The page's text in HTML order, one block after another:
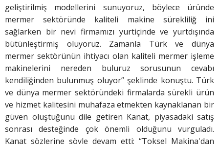
geliştirilmiş modellerini sunuyoruz, böylece üründe
mermer sektöründe kaliteli makine sürekliliğ ini
sağlarken bir nevi firmamızı yurtiçinde ve yurtdışında
bütünleştirmiş oluyoruz. Zamanla Türk ve dünya
mermer sektörünün ihtiyacı olan kaliteli mermer işleme
makinelerini nereden buluruz sorusunun cevabı
kendiliğinden bulunmuş oluyor” şeklinde konuştu. Türk
ve dünya mermer sektöründeki firmalarda sürekli ürün
ve hizmet kalitesini muhafaza etmekten kaynaklanan bir
güven oluştuğunu dile getiren Kanat, piyasadaki satış
sonrası desteğinde çok önemli olduğunu vurguladı.
Kanat sözlerine şöyle devam etti: “Toksel Makina'dan